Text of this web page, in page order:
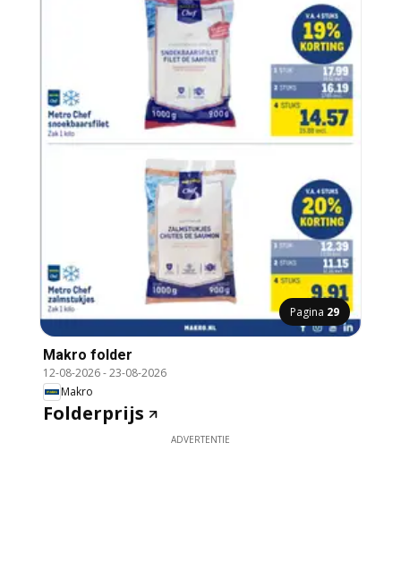
Pagina 29
Makro folder
12-08-2026-23-08-2026
Makro
Folderprijs
ADVERTENTIE